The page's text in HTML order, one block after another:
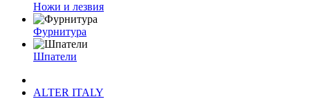
Ножи и лезвия
Фурнитура
Шпатели
ALTER ITALY